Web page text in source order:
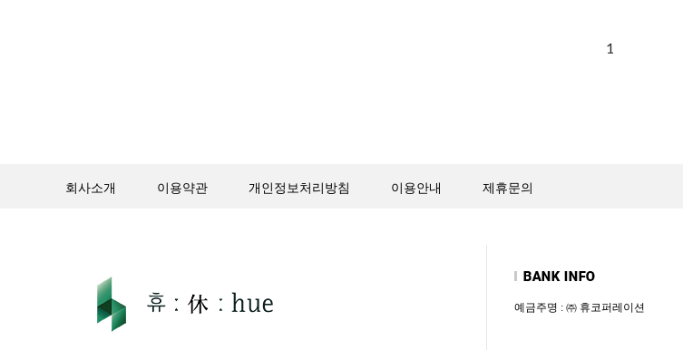
1
회사소개 이용약관 개인정보처리방침 이용안내 제휴문의
예금주명 : ㈜ 휴코퍼레이션